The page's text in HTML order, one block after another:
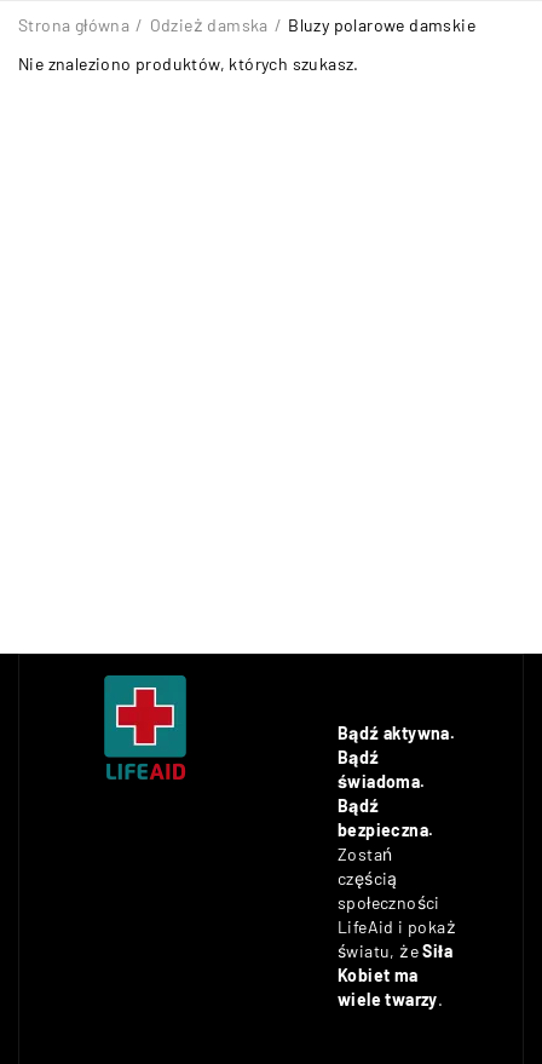
Strona główna / Odzież damska / Bluzy polarowe damskie
Nie znaleziono produktów, których szukasz.
Bądź aktywna.
Bądź
świadoma.
Bądź
bezpieczna.
Zostań
częścią
społeczności
LifeAid i pokaż
światu, żeSiła
Kobiet ma
wiele twarzy.